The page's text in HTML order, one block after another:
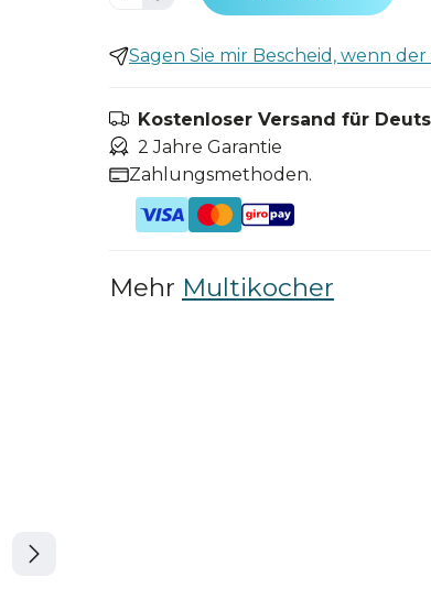
Sagen Sie mir Bescheid, wenn
Kostenloser Versand für
2 Jahre Garantie
Zahlungsmethoden.
Mehr Multikocher